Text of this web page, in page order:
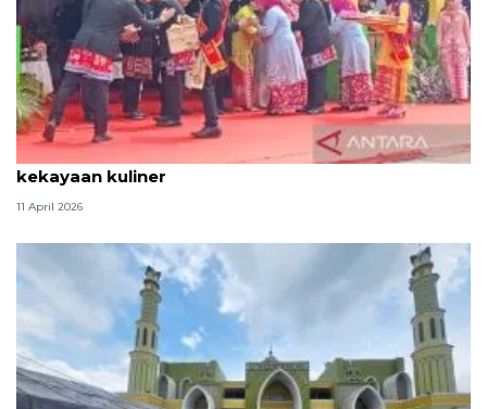
Tradisi hantaran Lebaran Betawi simbol bakti dan
kekayaan kuliner
11 April 2026